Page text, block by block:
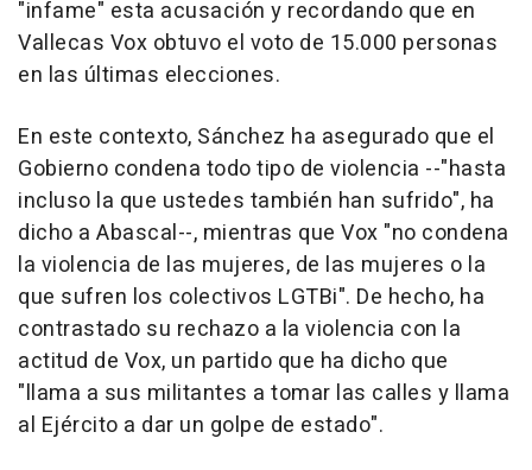
"infame" esta acusación y recordando que en
Vallecas Vox obtuvo el voto de 15.000 personas
en las últimas elecciones.
En este contexto, Sánchez ha asegurado que el
Gobierno condena todo tipo de violencia --"hasta
incluso la que ustedes también han sufrido", ha
dicho a Abascal--, mientras que Vox "no condena
la violencia de las mujeres, de las mujeres o la
que sufren los colectivos LGTBi". De hecho, ha
contrastado su rechazo a la violencia con la
actitud de Vox, un partido que ha dicho que
"llama a sus militantes a tomar las calles y llama
al Ejército a dar un golpe de estado".